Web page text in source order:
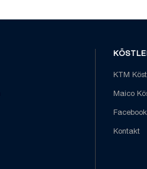
KTM
Maico
Facebook
Kontakt